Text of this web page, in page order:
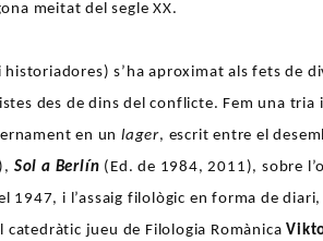
meitat del segle XX.
s’ha aproximat als fets de
des de dins del conflicte. Fem una tria
en unlager, escrit entre el
Sol a Berlín (Ed. de 1984, 2011), sobre
1947, i l’assaig filològic en forma de
catedràtic jueu de Filologia Romànica